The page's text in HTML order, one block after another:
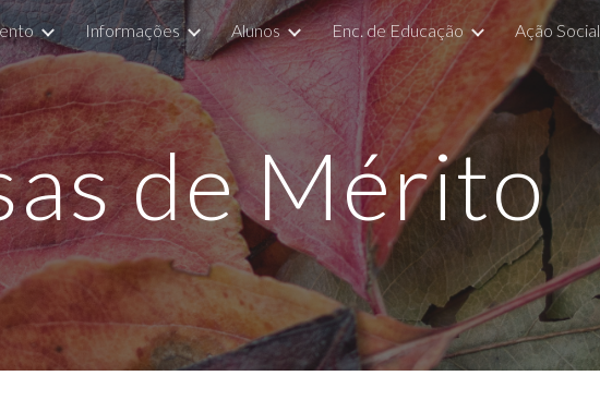
content Skip to navigation
Informações Alunos Enc. de Educação Ação Social
de Mérito